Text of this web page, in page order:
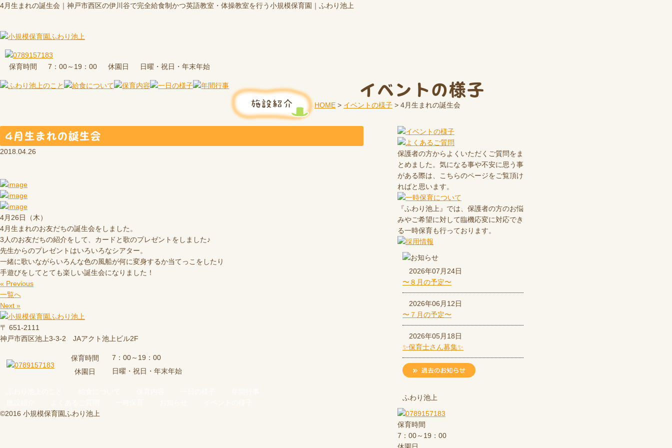
4月生まれの誕生会｜神戸市西区の伊川谷で完全給食制かつ英語教室・体操教室を行う小規模保育園｜ふわり池上
保育時間 7：00～19：00 休園日 日曜・祝日・年末年始
イベントの様子
HOME > イベントの様子 > 4月生まれの誕生会
4月生まれの誕生会
2018.04.26
4月26日（木）
4月生まれのお友だちの誕生会をしました。
3人のお友だちの紹介をして、カードと歌のプレゼントをしました♪
先生からのプレゼントはいろいろなシアター。
一緒に歌いながらいろんな色の風船が何に変身するか当てっこをしたり
手遊びをしてとても楽しい誕生会になりました！
« Previous
一覧へ
Next »
保護者の方からよくいただくご質問をま
とめました。気になる事や不安に思う事
がある際は、こちらのページをご覧頂け
ればと思います。
『ふわり池上』では、保護者の方のお悩
みやご希望に対して臨機応変に対応でき
る一時保育も行っております。
2026年07月24日
〜８月の予定〜
2026年06月12日
〜７月の予定〜
2026年05月18日
✨保育士さん募集✨
ふわり池上
保育時間
7：00～19：00
〒 651-2111
神戸市西区池上3-3-2 JAアクト池上ビル2F
保育時間
7：00～19：00
休園日
日曜・祝日・年末年始
©2016 小規模保育園ふわり池上